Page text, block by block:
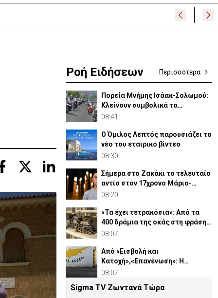
Ροή Ειδήσεων Περισσότερα
Πορεία Μνήμης Ισάακ-Σολωμού:
Κλείνουν συμβολικά τα
οδοφράγματα
08:41
Ο Όμιλος Λεπτός παρουσιάζει το
νέο του εταιρικό βίντεο
08:30
Σήμερα στο Ζακάκι το τελευταίο
αντίο στον 17χρονο Μάριο-
Γαβριήλ
08:20
«Τα έχει τετρακόσια»: Από τα
400 δράμια της οκάς στη φράση
που λέμε ακόμη
08:07
Από «Εισβολή και
Κατοχή»,«Επανένωση»: Η
χειραγώγηση της κοινής γνώμης
08:07
Δαμιανός για GSI: «Σιγουριά από
Sigma TV Ζωντανά Τώρα